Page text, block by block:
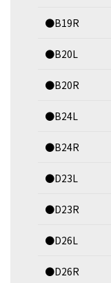
●B19R
●B20L
●B20R
●B24L
●B24R
●D23L
●D23R
●D26L
●D26R